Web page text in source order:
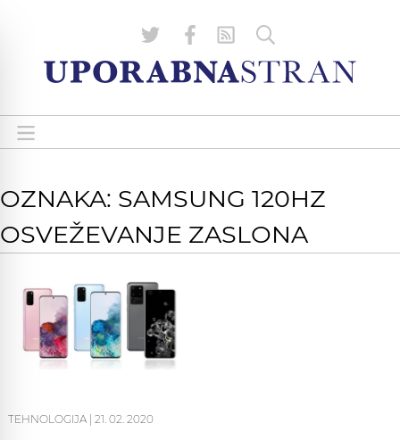
OZNAKA: SAMSUNG 120HZ
OSVEŽEVANJE ZASLONA
TEHNOLOGIJA 21. 02. 2020